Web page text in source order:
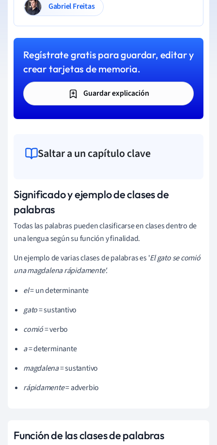
Gabriel Freitas
Regístrate gratis para guardar, editar y
crear tarjetas de memoria.
Guardar explicación
Saltar a un capítulo clave
Significado y ejemplo de clases de
palabras
Todas las palabras pueden clasificarse en clases dentro de
una lengua según su función y finalidad.
Un ejemplo de varias clases de palabras es 'El gato se comió
una magdalena rápidamente'.
el= un determinante
gato= sustantivo
comió= verbo
a= determinante
magdalena= sustantivo
rápidamente= adverbio
Función de las clases de palabras